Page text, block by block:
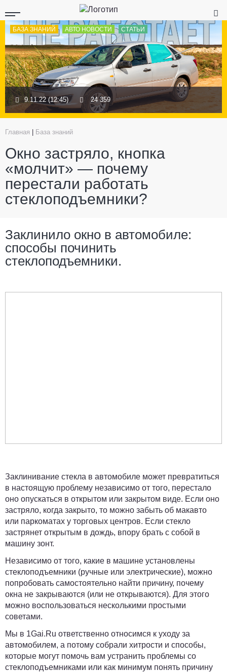
БАЗА ЗНАНИЙ АВТО НОВОСТИ СТАТЬИ
9.11.22 (12:45) 24 359
Главная База знаний
Окно застряло, кнопка
«молчит» — почему
перестали работать
стеклоподъемники?
Заклинило окно в автомобиле:
способы починить
стеклоподъемники.
Заклинивание стекла в автомобиле может превратиться
в настоящую проблему независимо от того, перестало
оно опускаться в открытом или закрытом виде. Если оно
застряло, когда закрыто, то можно забыть об макавто
или паркоматах у торговых центров. Если стекло
застрянет открытым в дождь, впору брать с собой в
машину зонт.
Независимо от того, какие в машине установлены
стеклоподъемники (ручные или электрические), можно
попробовать самостоятельно найти причину, почему
окна не закрываются (или не открываются). Для этого
можно воспользоваться несколькими простыми
советами.
Мы в 1Gai.Ru ответственно относимся к уходу за
автомобилем, а потому собрали хитрости и способы,
которые могут помочь вам устранить проблемы со
стеклоподъемниками или как минимум понять причину